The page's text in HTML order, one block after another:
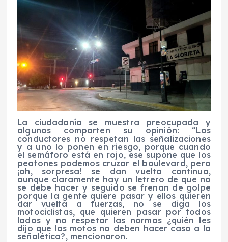
La ciudadanía se muestra preocupada y
algunos comparten su opinión: “Los
conductores no respetan las señalizaciones
y a uno lo ponen en riesgo, porque cuando
el semáforo está en rojo, ese supone que los
peatones podemos cruzar el boulevard, pero
¡oh, sorpresa! se dan vuelta continua,
aunque claramente hay un letrero de que no
se debe hacer y seguido se frenan de golpe
porque la gente quiere pasar y ellos quieren
dar vuelta a fuerzas, no se diga los
motociclistas, que quieren pasar por todos
lados y no respetar las normas ¿quién les
dijo que las motos no deben hacer caso a la
señalética?, mencionaron.